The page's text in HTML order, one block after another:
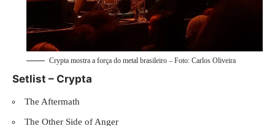
Crypta mostra a força do metal brasileiro – Foto: Carlos Oliveira
Setlist – Crypta
The Aftermath
The Other Side of Anger